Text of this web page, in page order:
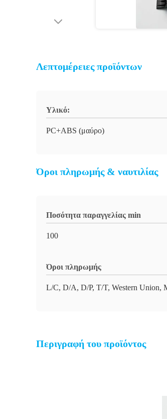
Λεπτομέρειες προϊόντων
Υλικό:
PC+ABS (μαύρο)
Όροι πληρωμής & ναυτιλίας
Ποσότητα παραγγελίας min
100
Όροι πληρωμής
L/C, D/A, D/P, T/T, Western Union,
Περιγραφή του προϊόντος